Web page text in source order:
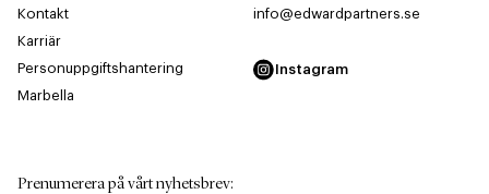
Kontakt
Karriär
Personuppgiftshantering
Marbella
info@edwardpartners.se
Instagram
Prenumerera på vårt nyhetsbrev: